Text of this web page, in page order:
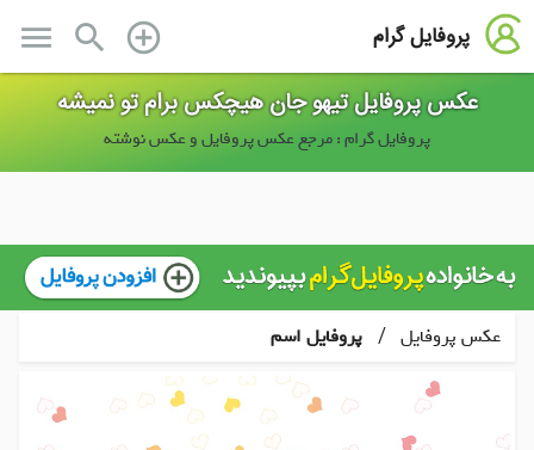
پروفایل گرام add_circle_outline
search
menu
عکس پروفایل تیهو جان هیچکس برام تو نمیشه
پروفایل گرام : مرجع عکس پروفایل و عکس نوشته
عکس پروفایل / پروفایل اسم